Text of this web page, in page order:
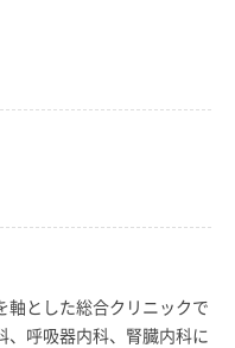
軸とした総合クリニックで
、呼吸器内科、腎臓内科に